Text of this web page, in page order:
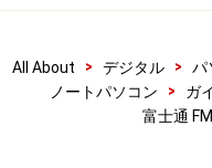
All About > デジタル > パ
ノートパソコン
> ガ
富士通